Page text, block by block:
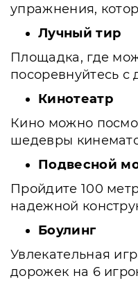
упражнения,
Лучный тир
Площадка, где
посоревнуйтесь с
Кинотеатр
Кино можно
шедевры
Подвесной
Пройдите 100
надежной
Боулинг
Увлекательная
дорожек на 6